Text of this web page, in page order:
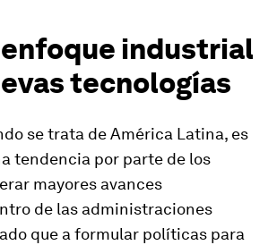
enfoque industrial
tecnologías
se trata de América Latina, es
tendencia por parte de los
mayores avances
de las administraciones
que a formular políticas para